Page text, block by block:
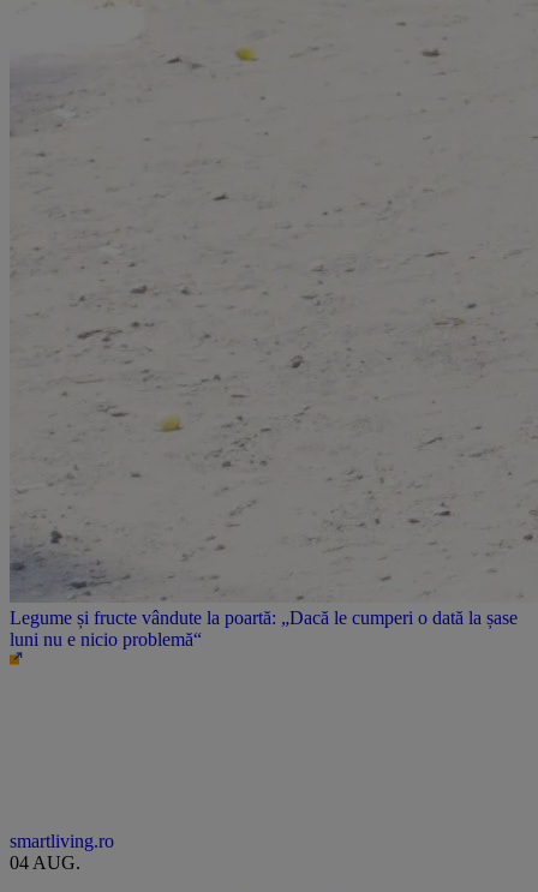
Legume și fructe vândute la poartă: „Dacă le cumperi o dată la șase
luni nu e nicio problemă“
smartliving.ro
04 AUG.